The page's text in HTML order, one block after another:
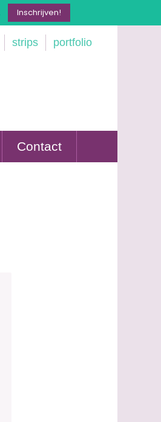
Inschrijven!
strips portfolio
Contact